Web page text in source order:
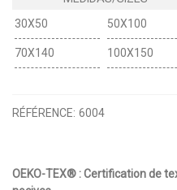
30X50 50X100
70X140 100X150
RÉFÉRENCE: 6004
OEKO-TEX® : Certification de